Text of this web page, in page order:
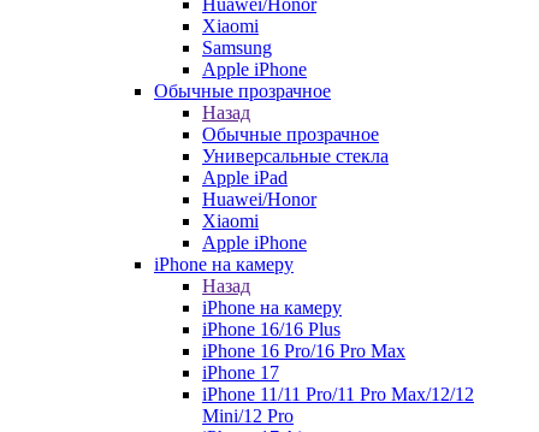
Huawei/Honor
Xiaomi
Samsung
Apple iPhone
Обычные прозрачное
Назад
Обычные прозрачное
Универсальные стекла
Apple iPad
Huawei/Honor
Xiaomi
Apple iPhone
iPhone на камеру
Назад
iPhone на камеру
iPhone 16/16 Plus
iPhone 16 Pro/16 Pro Max
iPhone 17
iPhone 11/11 Pro/11 Pro Max/12/12
Mini/12 Pro